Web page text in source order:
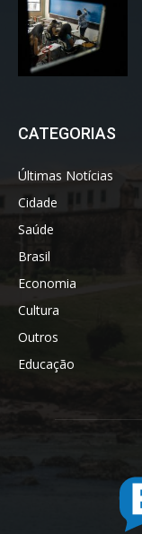
CATEGORIAS
Últimas Notícias
Cidade
Saúde
Brasil
Economia
Cultura
Outros
Educação